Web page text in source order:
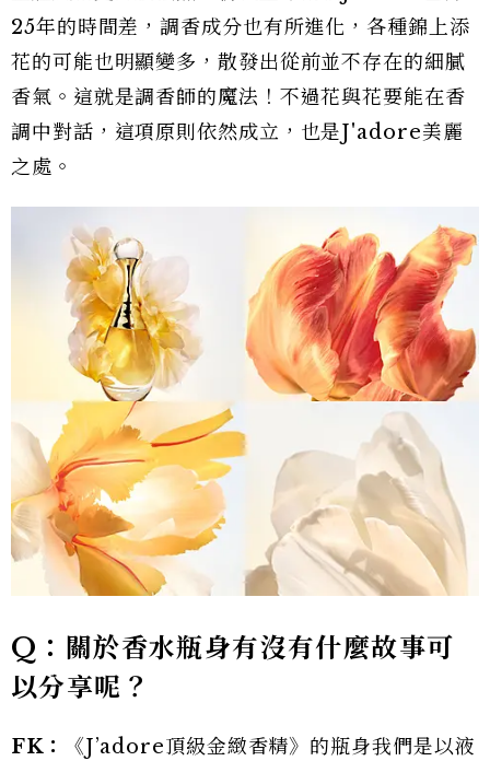
25年的時間差，調香成分也有所進化，各種錦上添
花的可能也明顯變多，散發出從前並不存在的細膩
香氣。這就是調香師的魔法！不過花與花要能在香
調中對話，這項原則依然成立，也是J'adore美麗
之處。
Q：關於香水瓶身有沒有什麼故事可
以分享呢？
FK：
《J’adore頂級金緻香精》的瓶身我們是以液